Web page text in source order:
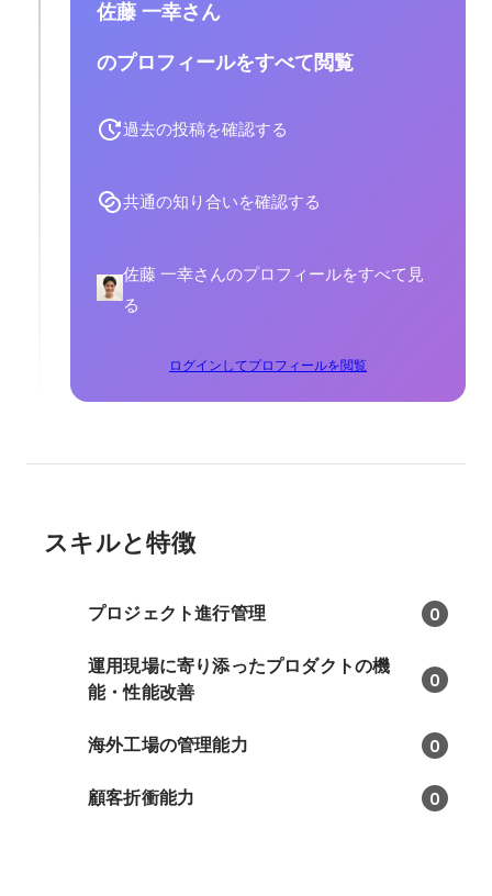
佐藤 一幸さん
のプロフィールをすべて閲覧
過去の投稿を確認する
共通の知り合いを確認する
佐藤 一幸さんのプロフィールをすべて見
る
ログインしてプロフィールを閲覧
スキルと特徴
プロジェクト進行管理 0
運用現場に寄り添ったプロダクトの機
能・性能改善
0
海外工場の管理能力 0
顧客折衝能力 0